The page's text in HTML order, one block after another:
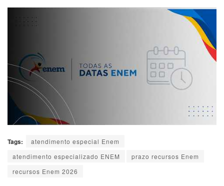
Tags:
atendimento especial Enem
atendimento especializado ENEM
prazo recursos Enem
recursos Enem 2026